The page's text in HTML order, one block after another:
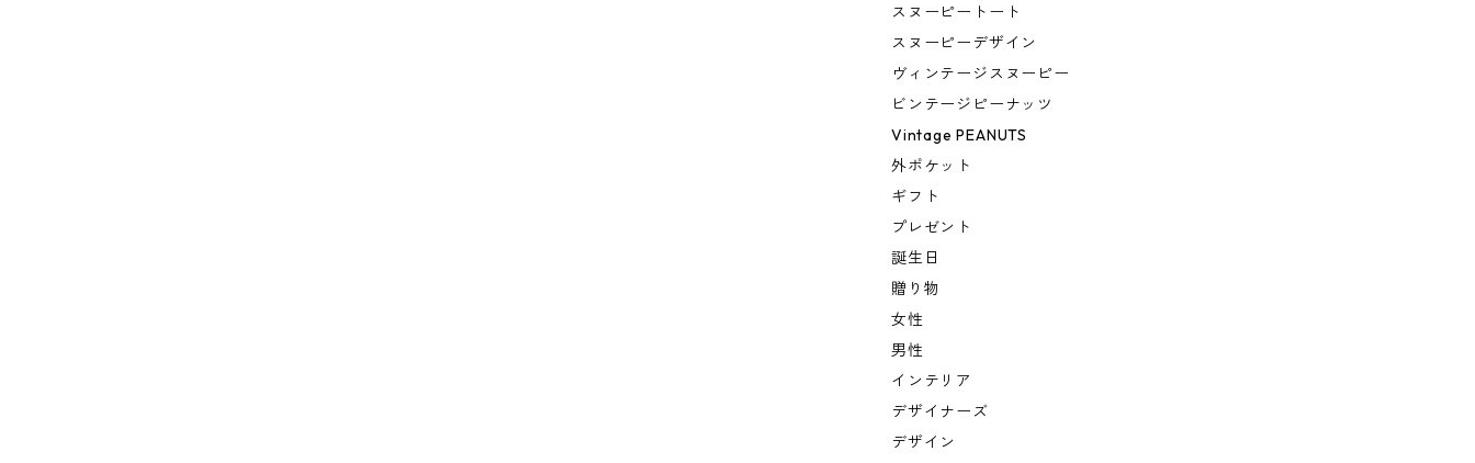
スヌーピートート
スヌーピーデザイン
ヴィンテージスヌーピー
ビンテージピーナッツ
Vintage PEANUTS
外ポケット
ギフト
プレゼント
誕生日
贈り物
女性
男性
インテリア
デザイナーズ
デザイン